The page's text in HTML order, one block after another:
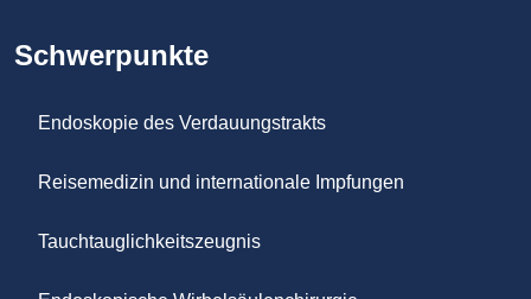
Schwerpunkte
Endoskopie des Verdauungstrakts
Reisemedizin und internationale Impfungen
Tauchtauglichkeitszeugnis